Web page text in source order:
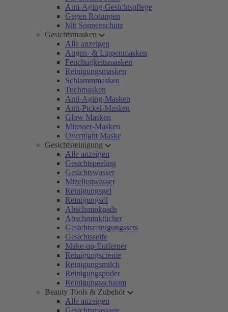
Anti-Aging-Gesichtspflege
Gegen Rötungen
Mit Sonnenschutz
Gesichtsmasken
Alle anzeigen
Augen- & Lippenmasken
Feuchtigkeitsmasken
Reinigungsmasken
Schlammmasken
Tuchmasken
Anti-Aging-Masken
Anti-Pickel-Masken
Glow Masken
Mitesser-Masken
Overnight Maske
Gesichtsreinigung
Alle anzeigen
Gesichtspeeling
Gesichtswasser
Mizellenwasser
Reinigungsgel
Reinigungsöl
Abschminkpads
Abschminktücher
Gesichtsreinigungssets
Gesichtsseife
Make-up-Entferner
Reinigungscreme
Reinigungsmilch
Reinigungspuder
Reinigungsschaum
Beauty Tools & Zubehör
Alle anzeigen
Gesichtsmassage